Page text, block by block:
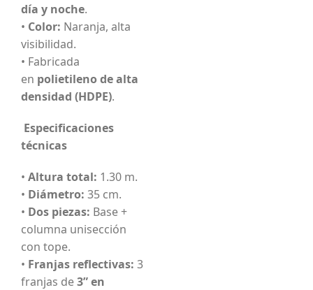
día y noche.
• Color: Naranja, alta
visibilidad.
• Fabricada
en polietileno de alta
densidad (HDPE).
Especificaciones
técnicas
• Altura total: 1.30 m.
• Diámetro: 35 cm.
• Dos piezas: Base +
columna unisección
con tope.
• Franjas reflectivas: 3
franjas de3” en